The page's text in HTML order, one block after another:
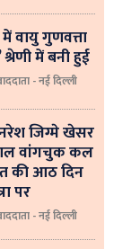
वायु गुणवत्ता
श्रेणी में बनी हुई
- नई दिल्ली
जिग्मे खेसर
वांगचुक कल
की आठ दिन
पर
- नई दिल्ली